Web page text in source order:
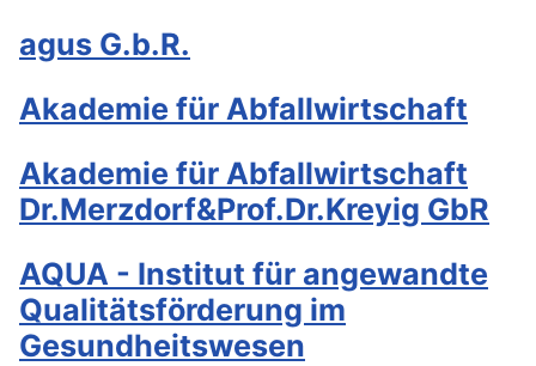
agus G.b.R.
Akademie für Abfallwirtschaft
Akademie für Abfallwirtschaft
Dr.Merzdorf&Prof.Dr.Kreyig GbR
AQUA - Institut für angewandte
Qualitätsförderung im
Gesundheitswesen